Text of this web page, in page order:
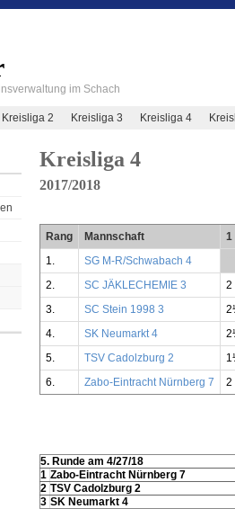
im Schach
Kreisliga 2 Kreisliga 3 Kreisliga 4
Kreisliga 4
2017/2018
Rang Mannschaft
1
1.
SG M-R/Schwabach 4
2.
SC JÄKLECHEMIE 3
2
3.
SC Stein 1998 3
4.
SK Neumarkt 4
5.
TSV Cadolzburg 2
6.
Zabo-Eintracht Nürnberg 7 2
5. Runde am 4/27/18
1 Zabo-Eintracht Nürnberg 7
2 TSV Cadolzburg 2
3 SK Neumarkt 4